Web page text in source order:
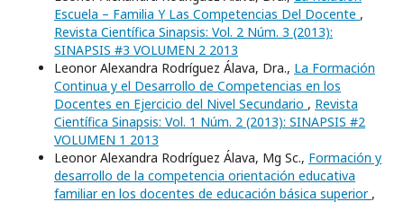
Escuela – Familia Y Las Competencias Del Docente ,
Revista Científica Sinapsis: Vol. 2 Núm. 3 (2013):
SINAPSIS #3 VOLUMEN 2 2013
Leonor Alexandra Rodríguez Álava, Dra., La Formación
Continua y el Desarrollo de Competencias en los
Docentes en Ejercicio del Nivel Secundario , Revista
Científica Sinapsis: Vol. 1 Núm. 2 (2013): SINAPSIS #2
VOLUMEN 1 2013
Leonor Alexandra Rodríguez Álava, Mg Sc., Formación y
desarrollo de la competencia orientación educativa
familiar en los docentes de educación básica superior ,